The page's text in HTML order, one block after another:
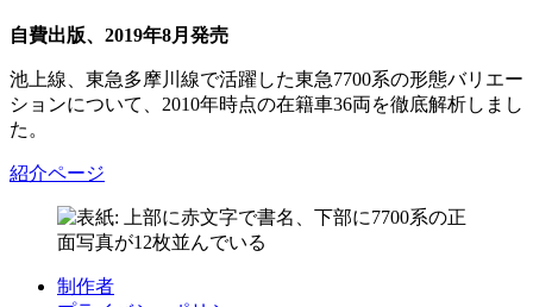
自費出版、2019年8月発売
池上線、東急多摩川線で活躍した東急7700系の形態バリエー
ションについて、2010年時点の在籍車36両を徹底解析しまし
た。
紹介ページ
制作者